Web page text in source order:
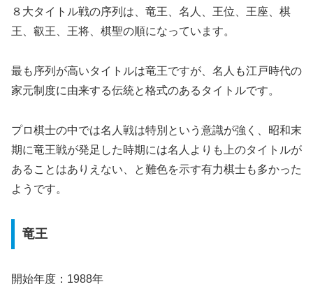
８大タイトル戦の序列は、竜王、名人、王位、王座、棋
王、叡王、王将、棋聖の順になっています。
最も序列が高いタイトルは竜王ですが、名人も江戸時代の
家元制度に由来する伝統と格式のあるタイトルです。
プロ棋士の中では名人戦は特別という意識が強く、昭和末
期に竜王戦が発足した時期には名人よりも上のタイトルが
あることはありえない、と難色を示す有力棋士も多かった
ようです。
竜王
開始年度：1988年